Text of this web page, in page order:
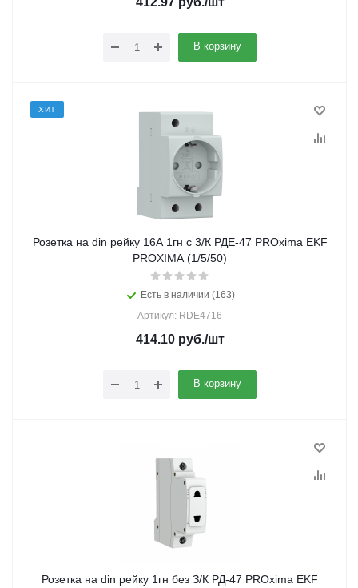
В корзину
ХИТ
Розетка на din рейку 16А 1гн с 3/К РДЕ-47 PROxima EKF
PROXIMA (1/5/50)
Есть в наличии (163)
Артикул: RDE4716
414.10руб./шт
В корзину
Розетка на din рейку 1гн без З/К РД-47 PROxima EKF